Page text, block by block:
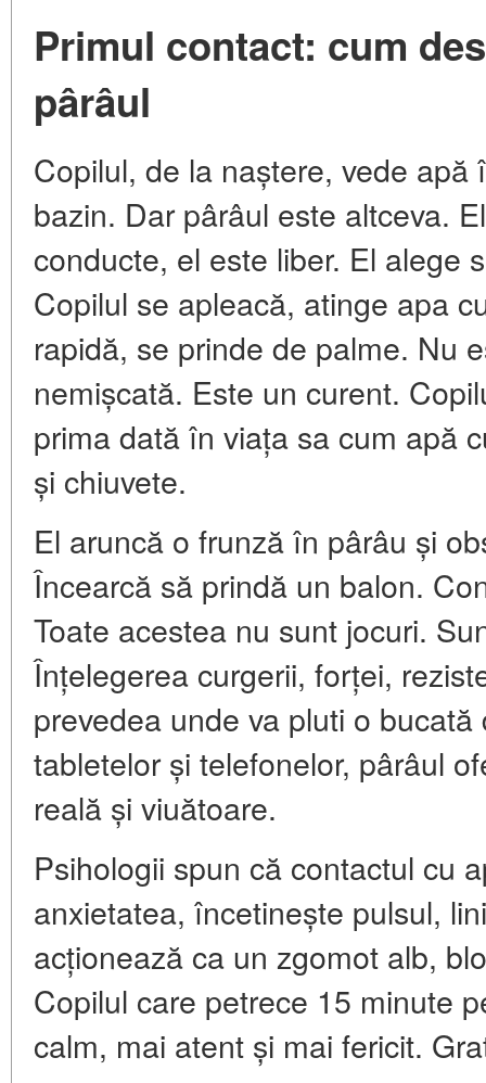
Primul contact: cum
pârâul
Copilul, de la naștere, vede
bazin. Dar pârâul este altceva.
conducte, el este liber. El alege
Copilul se apleacă, atinge apa
rapidă, se prinde de palme. Nu
nemișcată. Este un curent.
prima dată în viața sa cum apă
și chiuvete.
El aruncă o frunză în pârâu și
Încearcă să prindă un balon.
Toate acestea nu sunt jocuri.
Înțelegerea curgerii, forței,
prevedea unde va pluti o
tabletelor și telefonelor, pârâul
reală și viuătoare.
Psihologii spun că contactul cu
anxietatea, încetinește pulsul,
acționează ca un zgomot alb,
Copilul care petrece 15 minute
calm, mai atent și mai fericit.